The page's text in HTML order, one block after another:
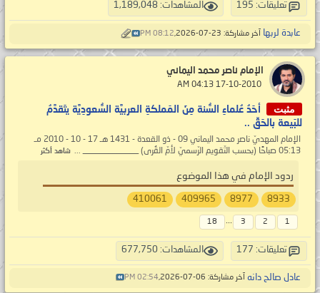
تعليقات: 195 المشاهدات: 1,189,048
عابدة لربها آخر مشاركة: 23-07-2026, 08:12 PM
الإمام ناصر محمد اليماني
مثبت
أحَدُ عُلماءِ السُّنة مِنَ المَملكةِ العربيَّة السُّعودِيَّة يتَقدَّمُ
للبَيعة بالحَقِّ ..
الإمام المهديّ ناصر محمد اليماني 09 - ذو القعدة - 1431 هـ 17 - 10 - 2010 مـ
05:13 صباحًا (بحسب التّقويم الرّسميّ لأمّ القُرى) _____________ ...
شاهد أكثر
ردود الإمام في هذا الموضوع
8933
8977
409965
410061
1
2
3
...
18
تعليقات: 177 المشاهدات: 677,750
عادل صالح دانه آخر مشاركة: 06-07-2026, 02:54 PM